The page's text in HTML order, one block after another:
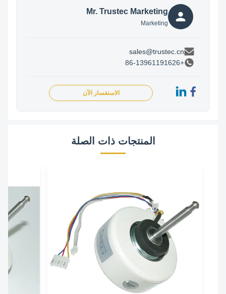
Mr. Trustec Marketing
Marketing
sales@trustec.cn
الاستفسار الآن
المنتجات ذات الصلة